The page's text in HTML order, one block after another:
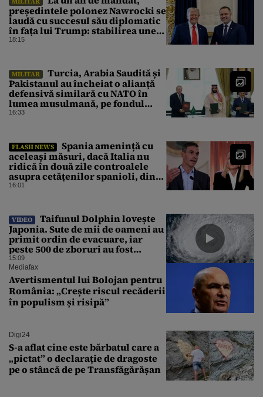
președintele polonez Nawrocki se
laudă cu succesul său diplomatic
în fața lui Trump: stabilirea unei
prezențe americane permanente
18:15
MILITAR
Turcia, Arabia Saudită și
Pakistanul au încheiat o alianță
defensivă similară cu NATO în
lumea musulmană, pe fondul
conflictelor din Orientul Mijlociu
16:33
FLASH NEWS
Spania amenință cu
aceleași măsuri, dacă Italia nu
ridică în două zile controalele
asupra cetățenilor spanioli, din
cauza crizei migrației
16:01
VIDEO
Taifunul Dolphin lovește
Japonia. Sute de mii de oameni au
primit ordin de evacuare, iar
peste 500 de zboruri au fost
anulate
15:09
Mediafax
Avertismentul lui Bolojan pentru
România: „Crește riscul recăderii
în populism și risipă”
Digi24
S-a aflat cine este bărbatul care a
„pictat” o declarație de dragoste
pe o stâncă de pe Transfăgărășan